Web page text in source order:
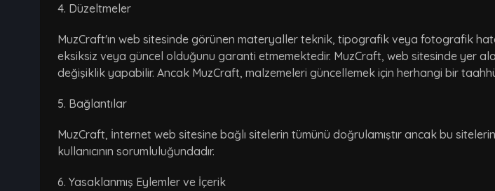
4. Düzeltmeler
MuzCraft'ın web sitesinde görünen materyaller teknik, tipografik veya fotografik
eksiksiz veya güncel olduğunu garanti etmemektedir. MuzCraft, web sitesinde yer
değişiklik yapabilir. Ancak MuzCraft, malzemeleri güncellemek için herhangi bir
5. Bağlantılar
MuzCraft, İnternet web sitesine bağlı sitelerin tümünü doğrulamıştır ancak bu
kullanıcının sorumluluğundadır.
6. Yasaklanmış Eylemler ve İçerik